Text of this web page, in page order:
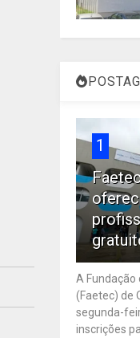
1
A Fundação
(Faetec) de
segunda-
inscrições